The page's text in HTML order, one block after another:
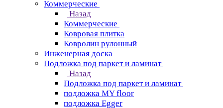
Коммерческие
Назад
Коммерческие
Ковровая плитка
Ковролин рулонный
Инженерная доска
Подложка под паркет и ламинат
Назад
Подложка под паркет и ламинат
подложка MY floor
подложка Egger